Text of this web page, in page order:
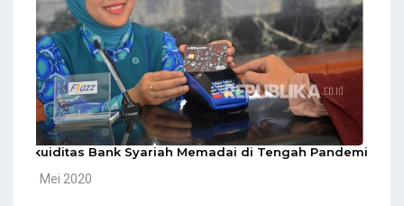
Likuiditas Bank Syariah Memadai di Tengah Pandemi
10 Mei 2020